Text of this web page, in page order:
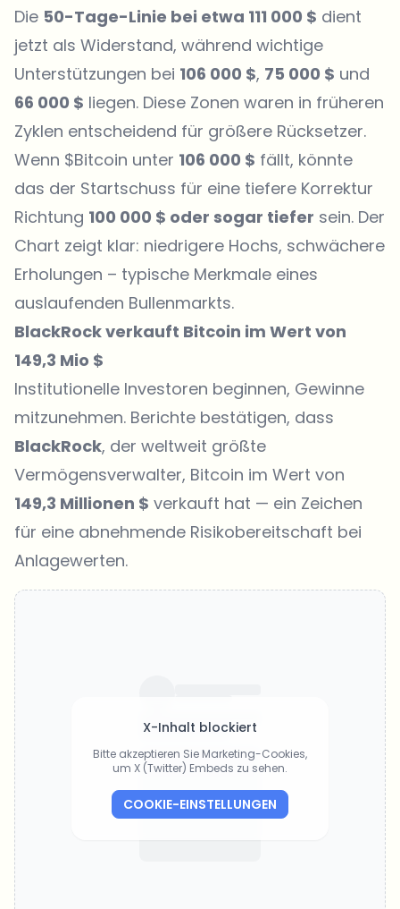
Die 50-Tage-Linie bei etwa 111 000 $ dient
jetzt als Widerstand, während wichtige
Unterstützungen bei 106 000 $, 75 000 $ und
66 000 $ liegen. Diese Zonen waren in früheren
Zyklen entscheidend für größere Rücksetzer.
Wenn $Bitcoin unter 106 000 $ fällt, könnte
das der Startschuss für eine tiefere Korrektur
Richtung 100 000 $ oder sogar tiefer sein. Der
Chart zeigt klar: niedrigere Hochs, schwächere
Erholungen – typische Merkmale eines
auslaufenden Bullenmarkts.
BlackRock verkauft Bitcoin im Wert von
149,3 Mio $
Institutionelle Investoren beginnen, Gewinne
mitzunehmen. Berichte bestätigen, dass
BlackRock, der weltweit größte
Vermögensverwalter, Bitcoin im Wert von
149,3 Millionen $ verkauft hat — ein Zeichen
für eine abnehmende Risikobereitschaft bei
Anlagewerten.
X-Inhalt blockiert
Bitte akzeptieren Sie Marketing-Cookies,
um X (Twitter) Embeds zu sehen.
COOKIE-EINSTELLUNGEN